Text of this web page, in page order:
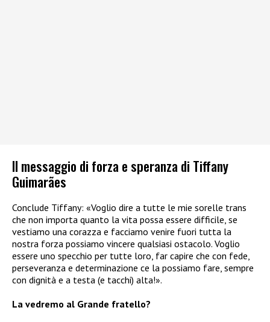
Il messaggio di forza e speranza di Tiffany
Guimarães
Conclude Tiffany: «Voglio dire a tutte le mie sorelle trans
che non importa quanto la vita possa essere difficile, se
vestiamo una corazza e facciamo venire fuori tutta la
nostra forza possiamo vincere qualsiasi ostacolo. Voglio
essere uno specchio per tutte loro, far capire che con fede,
perseveranza e determinazione ce la possiamo fare, sempre
con dignità e a testa (e tacchi) alta!».
La vedremo al Grande fratello?